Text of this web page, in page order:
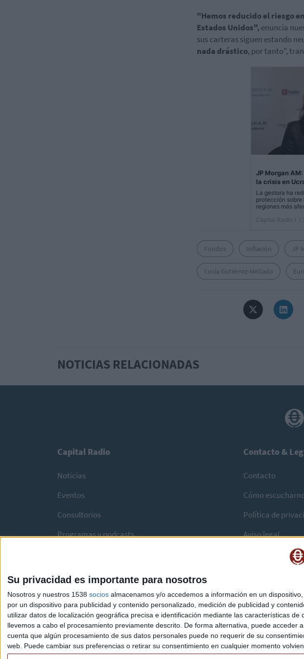
Su privacidad es importante para nosotros
Nosotros y nuestros 1538 socios almacenamos y/o accedemos a información en un
por un dispositivo para publicidad y contenido personalizado, medición de publicidad y
utilizar datos de localización geográfica precisa e identificación mediante las características
llevemos a cabo el procesamiento previamente descrito. De forma alternativa, puede
cuenta que algún procesamiento de sus datos personales puede no requerir de su
web. Puede cambiar sus preferencias o retirar su consentimiento en cualquier momento
"Hemos reducido el riesgo
Estados Unidos", enuncia
sus carteras siguen estando
nada drástico, por tanto",
JP Morgan
la crisis en
La gestora ha
protección sobre
regiones más
Capital Radio /
Fondos Inflación JP
Lucía Gutiérrez-Mellado
NOTICIAS RELACIONADAS
Capital Radio
Noticias
Eventos
Consultorios
Programas y podcasts
Contacto &
Contacto
Cómo
Política de
Aviso legal